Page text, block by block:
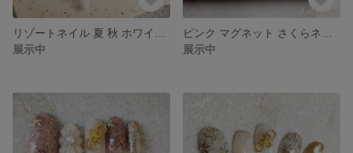
展示中
展示中